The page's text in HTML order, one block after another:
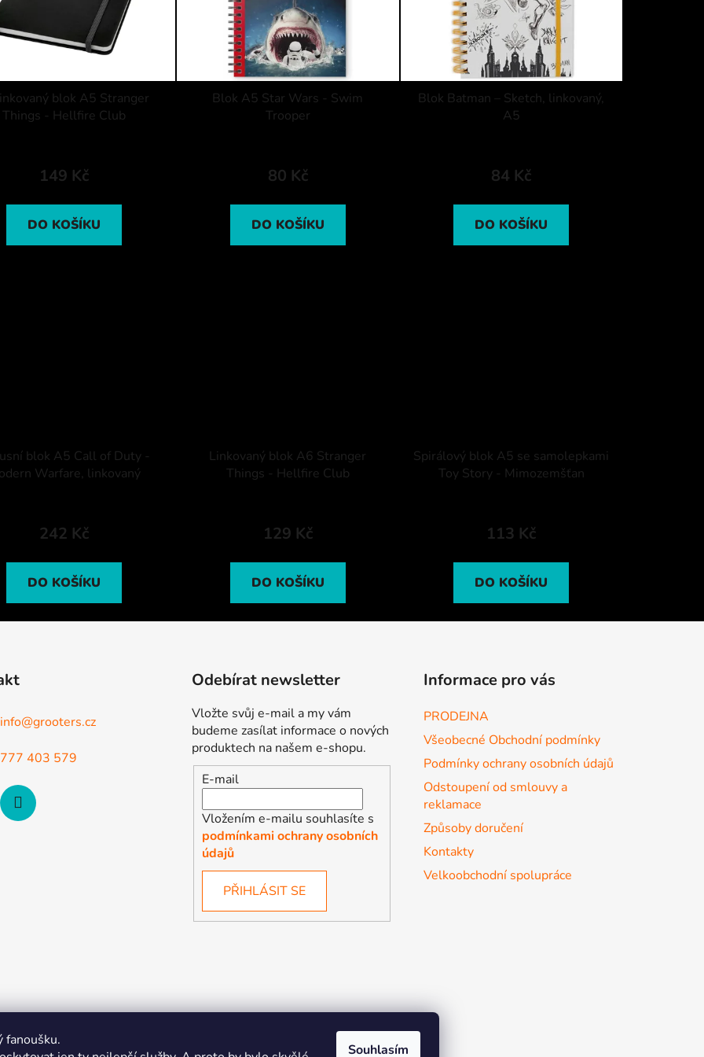
fanoušku.
Souhlasím
blok A5 Stranger
Things - Hellfire Club
149 Kč
DO KOŠÍKU
Blok A5 Star Wars - Swim
Trooper
80 Kč
DO KOŠÍKU
Blok Batman – Sketch, linkovaný,
A5
84 Kč
DO KOŠÍKU
blok A5 Call of Duty -
Warfare, linkovaný
242 Kč
DO KOŠÍKU
Linkovaný blok A6 Stranger
Things - Hellfire Club
129 Kč
DO KOŠÍKU
Spirálový blok A5 se samolepkami
Toy Story - Mimozemšťan
113 Kč
DO KOŠÍKU
info@grooters.cz
777 403 579
Odebírat newsletter
Vložte svůj e-mail a my vám
budeme zasílat informace o nových
produktech na našem e-shopu.
E-mail
Vložením e-mailu souhlasíte s
podmínkami ochrany osobních
údajů
PŘIHLÁSIT SE
Informace pro vás
PRODEJNA
Všeobecné Obchodní podmínky
Podmínky ochrany osobních údajů
Odstoupení od smlouvy a
reklamace
Způsoby doručení
Kontakty
Velkoobchodní spolupráce